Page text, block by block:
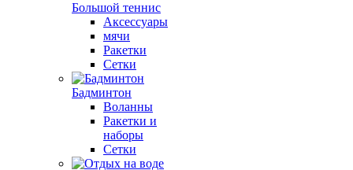
Большой теннис
Аксессуары
мячи
Ракетки
Сетки
Бадминтон
Воланны
Ракетки и
наборы
Сетки